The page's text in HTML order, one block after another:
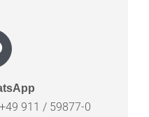
+49 911 / 59877-0